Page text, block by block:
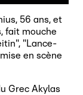
56 ans, et
fait mouche
"Lance-
en scène
Grec Akylas